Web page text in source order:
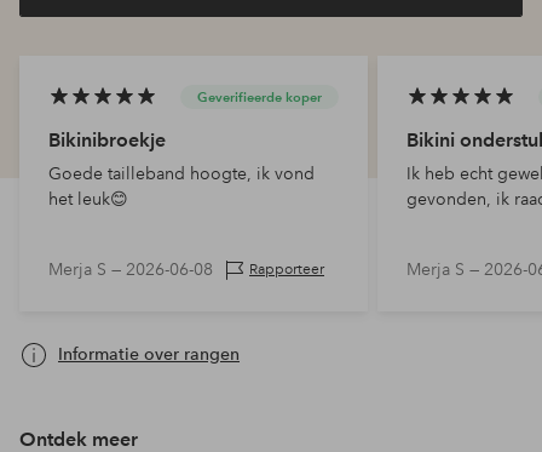
Geverifieerde koper
Bikinibroekje
Goede tailleband hoogte, ik vond
het leuk😊
Merja S — 2026-06-08 Rapporteer
Bikini
Ik heb echt
gevonden, ik
Merja S — 2026-
Informatie over rangen
Ontdek meer